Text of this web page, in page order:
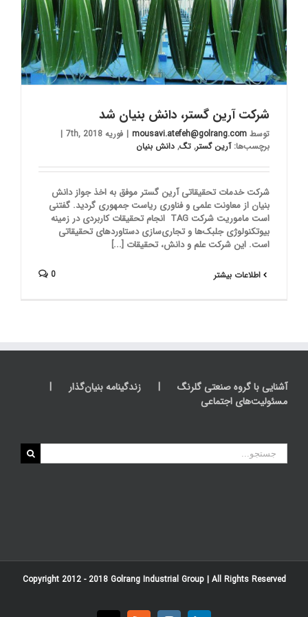
شرکت آرین گستر، دانش بنیان شد
توسط mousavi.atefeh@golrang.com
| فوریه 7th, 2018
|
برچسب‌ها:آرین گستر, تگ, دانش بنیان
شرکت خدمات تحقیقاتی آرین گستر موفق به اخذ جواز دانش
بنیان از معاونت علمی و فناوری ریاست جمهوری گردید. گفتنی
است ماموریت شرکت TAG انجام تحقیقات کاربردی در زمینه
بیوتکنولوژی جلبک‌ها و تجاری‌سازی دستاوردهای تحقیقاتی
است. این شرکت علم و دانش، تحقیقات [...]
اطلاعات بیشتر 0
آشنایی با گروه صنعتی گلرنگ
زندگینامه بنیان‌گذار
مسئولیت‌های اجتماعی
جستجو
برای:
Copyright 2012 - 2018 Golrang Industrial Group| All Rights Reserved